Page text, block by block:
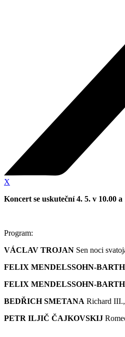
X
Koncert se uskuteční 4. 5. v 10.00
Program:
VÁCLAV TROJAN Sen noci
FELIX MENDELSSOHN-
FELIX MENDELSSOHN-
BEDŘICH SMETANA Richard
PETR ILJIČ ČAJKOVSKIJ